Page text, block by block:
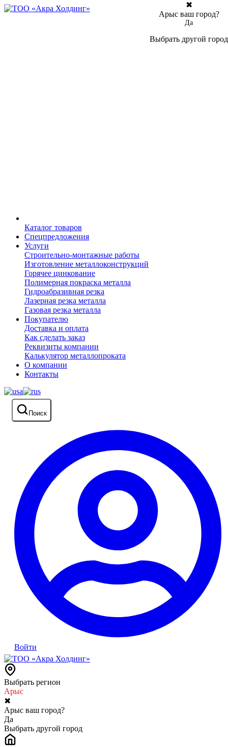
Каталог товаров
Спецпредложения
Услуги
Строительно-монтажные работы
Изготовление металлоконструкций
Горячее цинкование
Полимерная покраска металла
Гидроабразивная резка
Лазерная резка металла
Газовая резка металла
Покупателю
Доставка и оплата
Как сделать заказ
Реквизиты компании
Калькулятор металлопроката
О компании
Контакты
Поиск
Войти
Выбрать регион
Арыс
✖
Арыс ваш город?
Да
Выбрать другой город
✖
Арыс ваш город?
Да
Выбрать другой город